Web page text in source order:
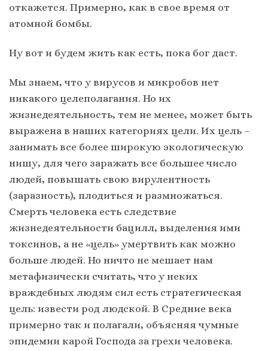
откажется. Примерно, как в свое время от
атомной бомбы.
Ну вот и будем жить как есть, пока бог даст.
Мы знаем, что у вирусов и микробов нет
никакого целеполагания. Но их
жизнедеятельность, тем не менее, может быть
выражена в наших категориях цели. Их цель –
занимать все более широкую экологическую
нишу, для чего заражать все большее число
людей, повышать свою вирулентность
(заразность), плодиться и размножаться.
Смерть человека есть следствие
жизнедеятельности бацилл, выделения ими
токсинов, а не «цель» умертвить как можно
больше людей. Но ничто не мешает нам
метафизически считать, что у неких
враждебных людям сил есть стратегическая
цель: извести род людской. В Средние века
примерно так и полагали, объясняя чумные
эпидемии карой Господа за грехи человека.